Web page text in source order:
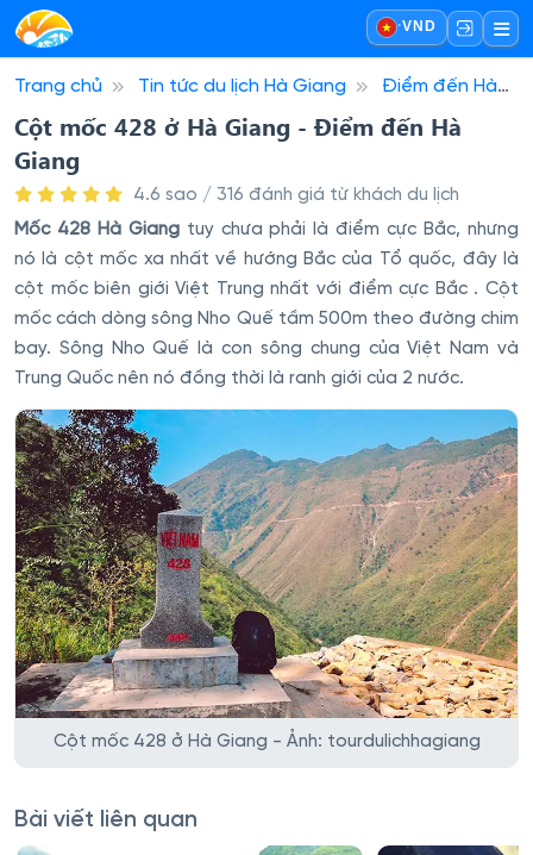
·VND
Trang chủ Tin tức du lịch Hà Giang
Điểm đến Hà
Giang
Cột mốc 428 ở Hà Giang - Điểm đến Hà Giang
Cột mốc 428 ở Hà Giang - Điểm đến Hà
Giang
4.6 sao / 316 đánh giá từ khách du lịch
Mốc 428 Hà Giangtuy chưa phải là điểm cực Bắc, nhưng
nó là cột mốc xa nhất về hướng Bắc của Tổ quốc, đây là
cột mốc biên giới Việt Trung nhất với điểm cực Bắc . Cột
mốc cách dòng sông Nho Quế tầm 500m theo đường chim
bay. Sông Nho Quế là con sông chung của Việt Nam và
Trung Quốc nên nó đồng thời là ranh giới của 2 nước.
Cột mốc 428 ở Hà Giang - Ảnh: tourdulichhagiang
Bài viết liên quan